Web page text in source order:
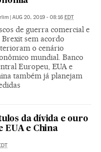
| AUG 20, 2019 - 08:16 EDT
de guerra comercial e
Brexit sem acordo
o cenário
mundial. Banco
Europeu, EUA e
também já planejam
da dívida e ouro
EUA e China